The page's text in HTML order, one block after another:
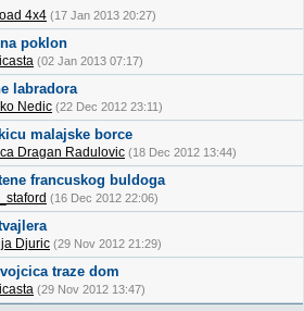
4x4 (17 Jan 2013 20:27)
poklon
(02 Jan 2013 07:17)
labradora
Nedic (22 Dec 2012 23:11)
malajske borce
Dragan Radulovic (18 Dec 2012 13:44)
francuskog buldoga
(16 Dec 2012 22:06)
Djuric (29 Nov 2012 21:29)
traze dom
(29 Nov 2012 13:47)